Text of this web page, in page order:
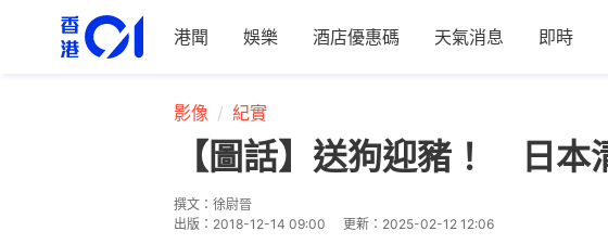
港聞 娛樂 酒店優惠碼 天氣消息 即時
影像 紀實
【圖話】送狗迎豬！ 日
撰文： 徐尉晉
出版： 2018-12-14 09:00 更新： 2025-02-12 12:06